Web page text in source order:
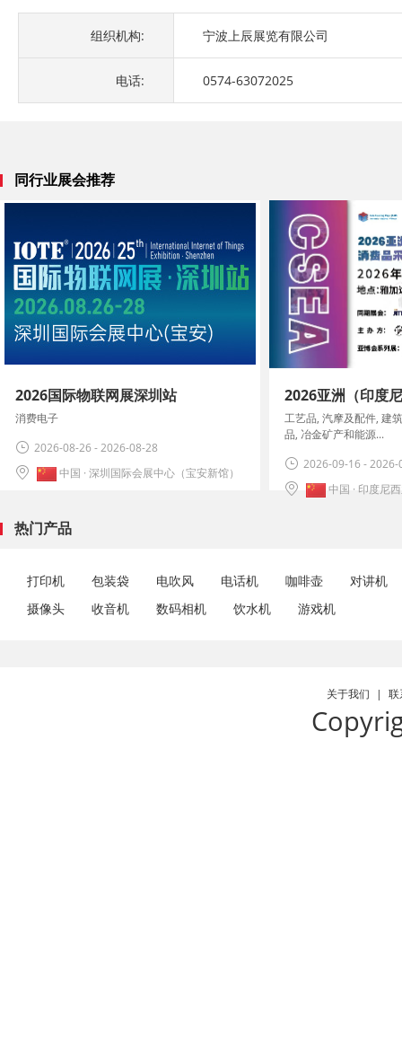
组织机构: 宁波上辰展览有限公司
电话: 0574-63072025
同行业展会推荐
2026国际物联网展深圳站
消费电子
2026-08-26 - 2026-08-28
中国 · 深圳国际会展中心（宝安新馆）
工艺品, 汽摩及配件, 建
品, 冶金矿产和能源...
2026-09-16 - 2026-
中国 · 印度尼西亚
热门产品
打印机 包装袋 电吹风 电话机 咖啡壶
对讲机
摄像头
收音机 数码相机 饮水机 游戏机
关于我们 | 联